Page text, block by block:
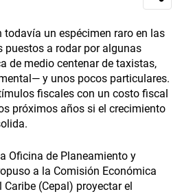
un espécimen raro en las
puestos a rodar por algunas
de medio centenar de taxistas,
y unos pocos particulares.
fiscales con un costo fiscal
próximos años si el crecimiento
Oficina de Planeamiento y
a la Comisión Económica
(Cepal) proyectar el